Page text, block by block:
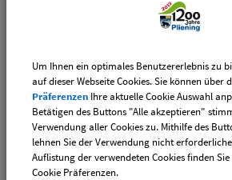
Diese Vereine bieten
Downloads
Den gewählten Termin als VCS-
downloaden
Den gewählten Termin als iCal-
downloaden
Um Ihnen ein optimales Benutzererlebnis zu
auf dieser Webseite Cookies. Sie können über
Präferenzen Ihre aktuelle Cookie Auswahl
Betätigen des Buttons "Alle akzeptieren"
Verwendung aller Cookies zu. Mithilfe des
lehnen Sie der Verwendung nicht
Auflistung der verwendeten Cookies finden
Cookie Präferenzen.